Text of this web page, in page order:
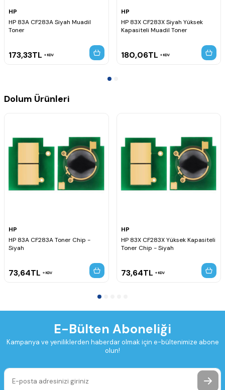
HP
HP 83A CF283A Siyah Muadil
Toner
173,33TL KDV
HP
HP 83X CF283X Siyah Yüksek
Kapasiteli Muadil Toner
180,06TL KDV
Dolum Ürünleri
HP
HP 83A CF283A Toner Chip -
Siyah
73,64TL KDV
HP
HP 83X CF283X Yüksek Kapasiteli
Toner Chip - Siyah
73,64TL KDV
E-Bülten Aboneliği
Kampanya ve yeniliklerden haberdar olmak için e-bültenimize abone
olun!